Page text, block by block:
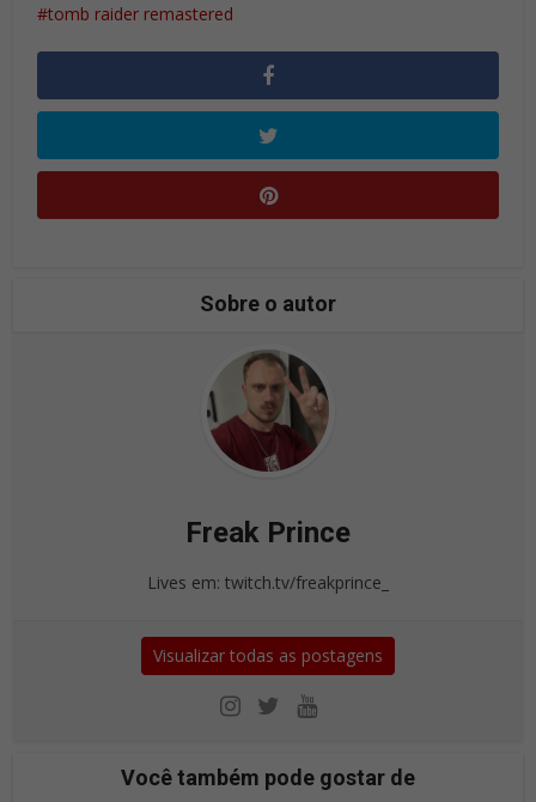
tomb raider remastered
Sobre o autor
Freak Prince
Lives em: twitch.tv/freakprince_
Visualizar todas as postagens
Você também pode gostar de